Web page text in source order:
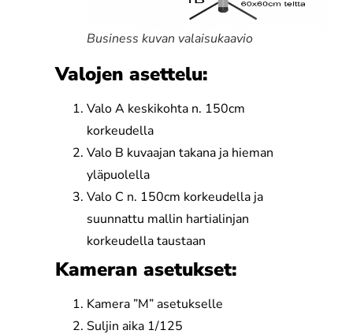
Business kuvan valaisukaavio
Valojen asettelu:
Valo A keskikohta n. 150cm
korkeudella
Valo B kuvaajan takana ja hieman
yläpuolella
Valo C n. 150cm korkeudella ja
suunnattu mallin hartialinjan
korkeudella taustaan
Kameran asetukset:
Kamera ”M” asetukselle
Suljin aika 1/125